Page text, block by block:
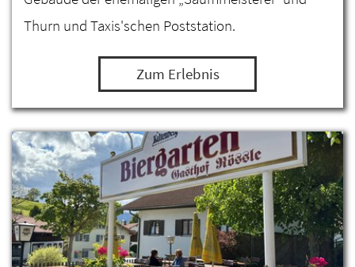
Thurn und Taxis'schen Poststation.
Zum Erlebnis